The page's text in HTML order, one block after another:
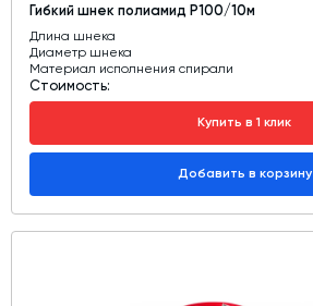
Пневмооборудование
Телескопические загрузчики
Датчики
Промышленные вибраторы
Рециклинг
Дробильно-сортировочный комплекс
Околопрессовочное оборудование
Гибкий шнек полиамид Р100/10м
Длина шнека
Диаметр шнека
Материал исполнения спирали
Стоимость:
Купить в 1 клик
Добавить в корзину